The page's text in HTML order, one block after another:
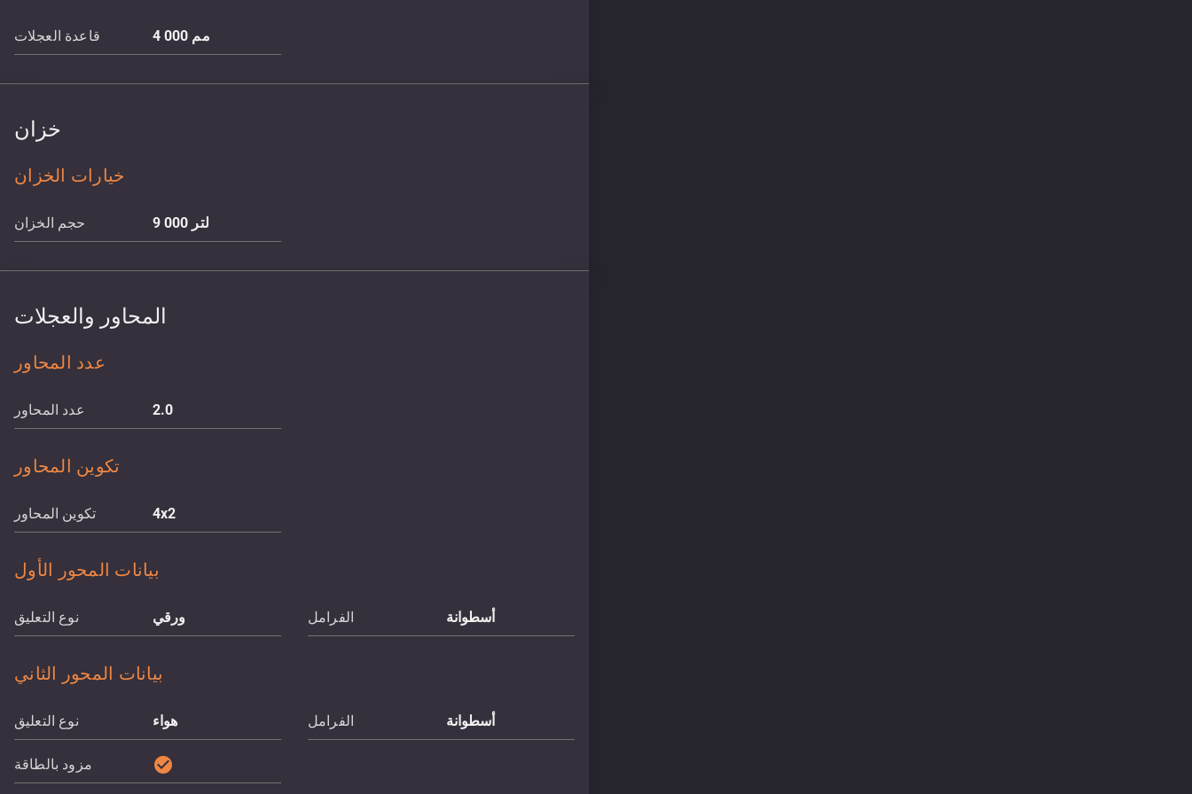
قاعدة العجلات 4 000 مم
خزان
خيارات الخزان
حجم الخزان 9 000 لتر
المحاور والعجلات
عدد المحاور
عدد المحاور 2.0
تكوين المحاور
تكوين المحاور 4x2
بيانات المحور الأول
نوع التعليق ورقي الفرامل أسطوانة
بيانات المحور الثاني
نوع التعليق هواء الفرامل أسطوانة
مزود بالطاقة check_circle